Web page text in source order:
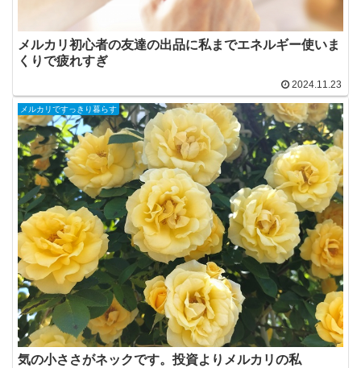
メルカリ初心者の友達の出品に私までエネルギー使いま
くりで疲れすぎ
2024.11.23
メルカリですっきり暮らす
気の小ささがネックです。投資よりメルカリの私